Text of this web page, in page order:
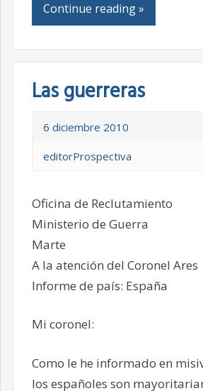
Continue reading »
Las guerreras
6 diciembre 2010
editorProspectiva
Oficina de Reclutamiento
Ministerio de Guerra
Marte
A la atención del Coronel Ares
Informe de país: España
Mi coronel:
Como le he informado en
los españoles son